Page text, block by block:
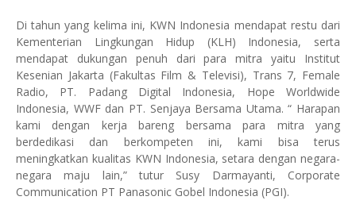
Di tahun yang kelima ini, KWN Indonesia mendapat restu dari
Kementerian Lingkungan Hidup (KLH) Indonesia, serta
mendapat dukungan penuh dari para mitra yaitu Institut
Kesenian Jakarta (Fakultas Film & Televisi), Trans 7, Female
Radio, PT. Padang Digital Indonesia, Hope Worldwide
Indonesia, WWF dan PT. Senjaya Bersama Utama. “ Harapan
kami dengan kerja bareng bersama para mitra yang
berdedikasi dan berkompeten ini, kami bisa terus
meningkatkan kualitas KWN Indonesia, setara dengan negara-
negara maju lain,” tutur Susy Darmayanti, Corporate
Communication PT Panasonic Gobel Indonesia (PGI).